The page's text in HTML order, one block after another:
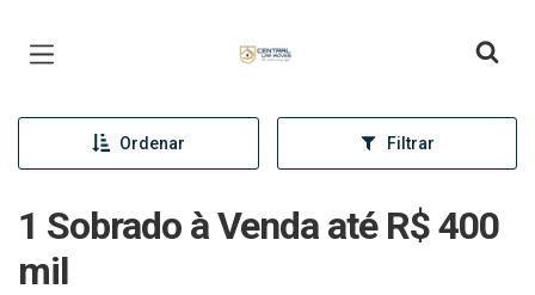
Ordenar Filtrar
1 Sobrado à Venda até R$ 400
mil